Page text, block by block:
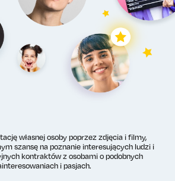
własnej osoby poprzez zdjęcia i filmy,
szansę na poznanie interesujących ludzi i
kontraktów z osobami o podobnych
i pasjach.